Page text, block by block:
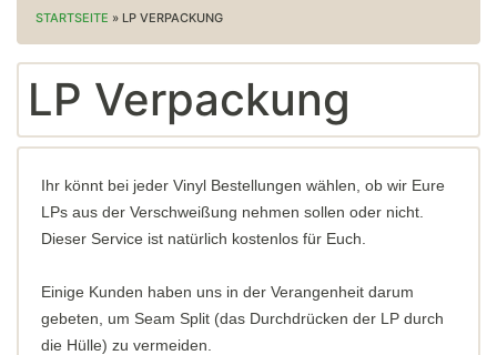
STARTSEITE » LP VERPACKUNG
LP Verpackung
Ihr könnt bei jeder Vinyl Bestellungen wählen, ob wir Eure
LPs aus der Verschweißung nehmen sollen oder nicht.
Dieser Service ist natürlich kostenlos für Euch.
Einige Kunden haben uns in der Verangenheit darum
gebeten, um Seam Split (das Durchdrücken der LP durch
die Hülle) zu vermeiden.